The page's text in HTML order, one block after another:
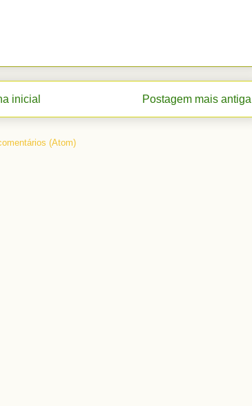
Postagem mais antiga
inicial
(Atom)